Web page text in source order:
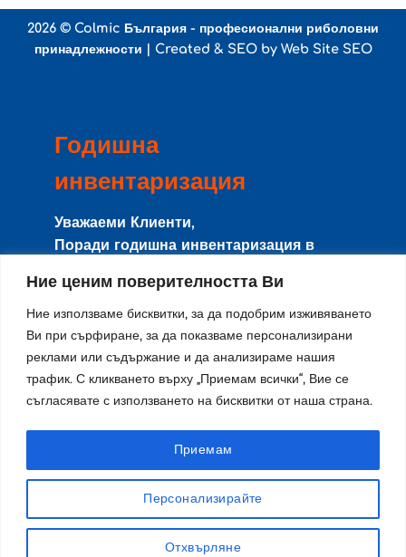
Ние ценим поверителността Ви
Ние използваме бисквитки, за да подобрим изживяването
Ви при сърфиране, за да показваме персонализирани
реклами или съдържание и да анализираме нашия
трафик. С кликването върху „Приемам всички“, Вие се
съгласявате с използването на бисквитки от наша страна.
Персонализирайте
Отхвърляне
Приемам
2026 © Colmic България - професионални риболовни
принадлежности | Created & SEO by Web Site SEO
Годишна
инвентаризация
Уважаеми Клиенти,
Поради годишна инвентаризация в
няма да работят с клиенти, и няма да се
изпращат поръчки.
Направените поръчки в този период ще
се изпращат от17-ти Августпо реда на
тяхното получаване.
Благодарим за разбирането и се
извиняваме за причиненото